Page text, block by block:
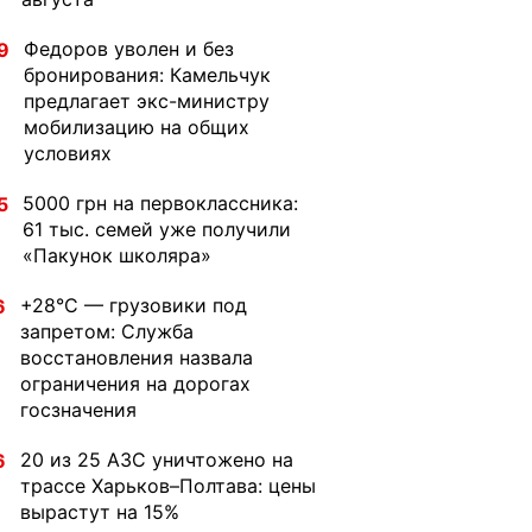
Федоров уволен и без
бронирования: Камельчук
предлагает экс-министру
мобилизацию на общих
условиях
5000 грн на первоклассника:
61 тыс. семей уже получили
«Пакунок школяра»
+28°C — грузовики под
запретом: Служба
восстановления назвала
ограничения на дорогах
госзначения
20 из 25 АЗС уничтожено на
трассе Харьков–Полтава: цены
вырастут на 15%